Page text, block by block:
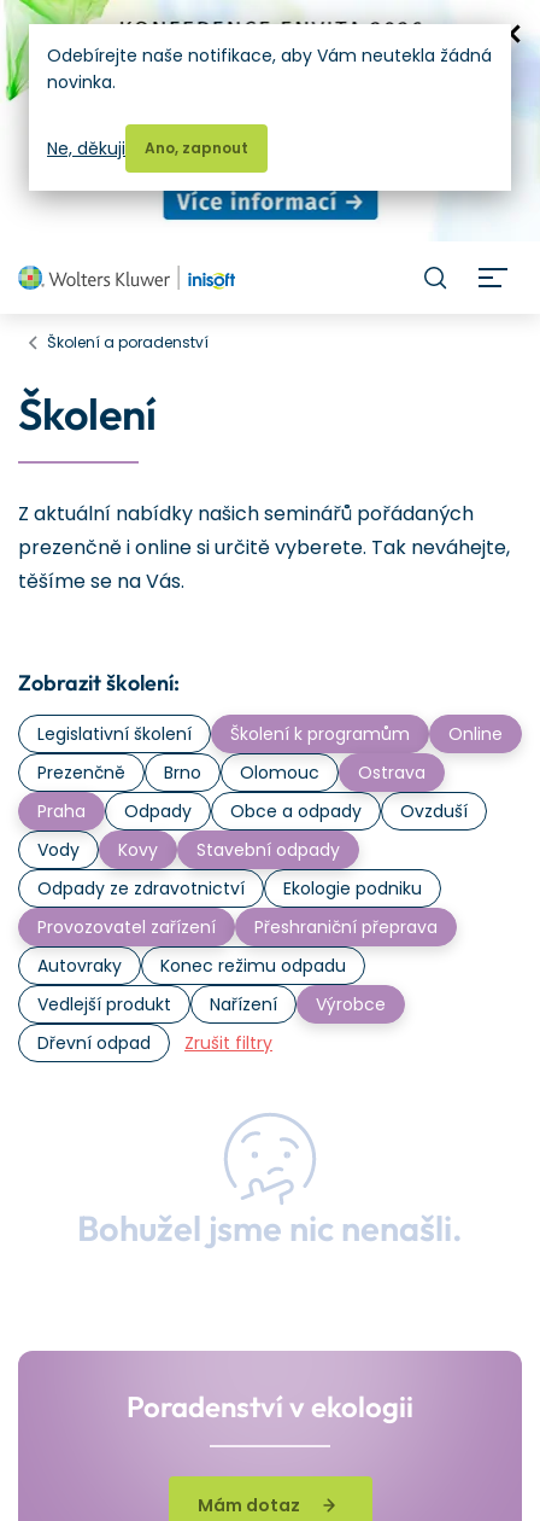
Školení a poradenství
Školení
Z aktuální nabídky našich seminářů pořádaných
prezenčně i online si určitě vyberete. Tak neváhejte,
těšíme se na Vás.
Zobrazit školení:
Legislativní školení Školení k programům
Online
Prezenčně
Brno Olomouc
Ostrava
Praha
Odpady Obce a odpady
Ovzduší
Vody
Kovy
Stavební odpady
Odpady ze zdravotnictví
Ekologie podniku
Provozovatel zařízení
Přeshraniční přeprava
Autovraky
Konec režimu odpadu
Vedlejší produkt
Nařízení
Výrobce
Dřevní odpad
Zrušit filtry
Bohužel jsme nic nenašli.
Poradenství v ekologii
Mám dotaz
Odebírejte naše notifikace, aby Vám neutekla žádná
novinka.
Ano, zapnout
Ne, děkuji